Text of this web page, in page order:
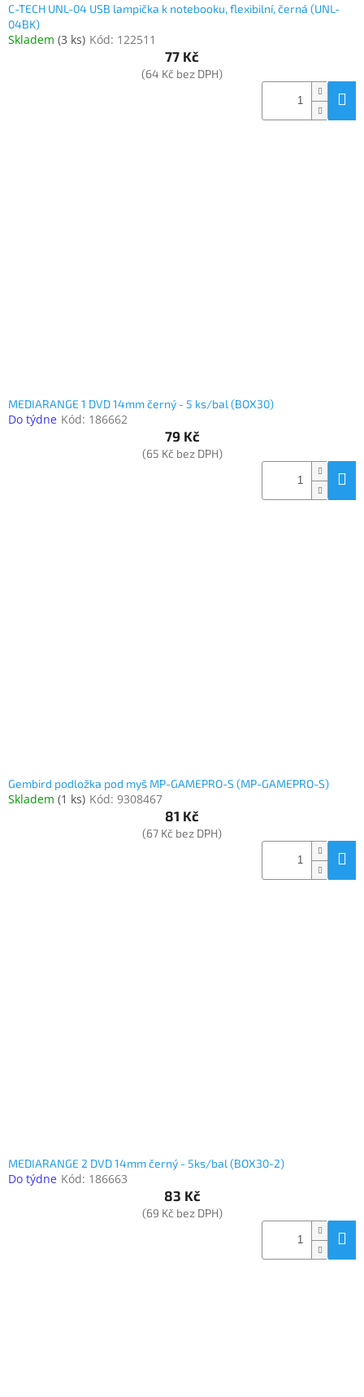
C-TECH UNL-04 USB lampička k notebooku, flexibilní, černá (UNL-
04BK)
Skladem (3 ks) Kód: 122511
77 Kč
(64 Kč bez DPH)
MEDIARANGE 1 DVD 14mm černý - 5 ks/bal (BOX30)
Do týdne Kód: 186662
79 Kč
(65 Kč bez DPH)
Gembird podložka pod myš MP-GAMEPRO-S (MP-GAMEPRO-S)
Skladem (1 ks) Kód: 9308467
81 Kč
(67 Kč bez DPH)
MEDIARANGE 2 DVD 14mm černý - 5ks/bal (BOX30-2)
Do týdne Kód: 186663
83 Kč
(69 Kč bez DPH)